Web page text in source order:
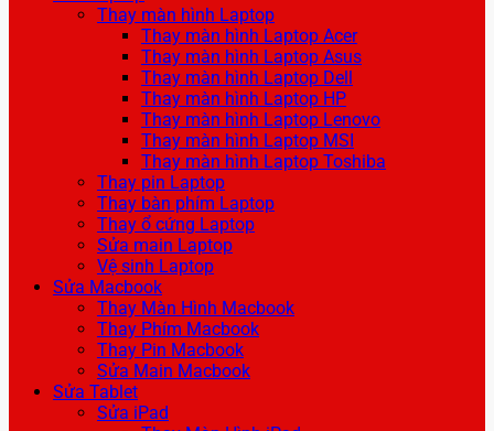
Thay màn hình Laptop
Thay màn hình Laptop Acer
Thay màn hình Laptop Asus
Thay màn hình Laptop Dell
Thay màn hình Laptop HP
Thay màn hình Laptop Lenovo
Thay màn hình Laptop MSI
Thay màn hình Laptop Toshiba
Thay pin Laptop
Thay bàn phím Laptop
Thay ổ cứng Laptop
Sửa main Laptop
Vệ sinh Laptop
Sửa Macbook
Thay Màn Hình Macbook
Thay Phím Macbook
Thay Pin Macbook
Sửa Main Macbook
Sửa Tablet
Sửa iPad